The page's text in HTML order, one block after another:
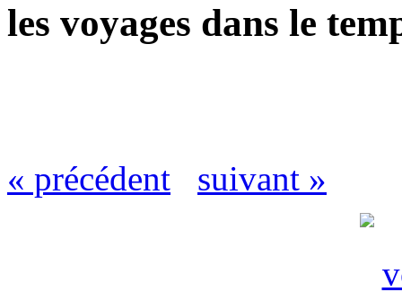
les voyages dans le
« précédent suivant »